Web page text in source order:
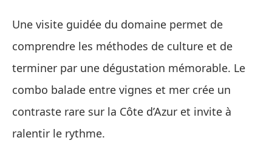
Une visite guidée du domaine permet de
comprendre les méthodes de culture et de
terminer par une dégustation mémorable. Le
combo balade entre vignes et mer crée un
contraste rare sur la Côte d’Azur et invite à
ralentir le rythme.